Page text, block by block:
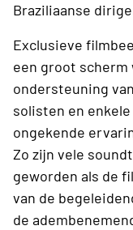
Braziliaanse
Exclusieve
een groot scherm
ondersteuning
solisten en
ongekende
Zo zijn vele
geworden als de
van de
de